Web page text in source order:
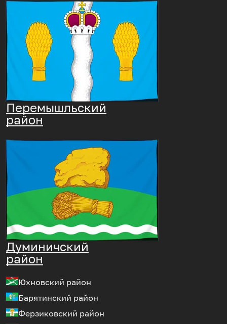
Перемышльский
район
Думиничский
район
Юхновский район
Барятинский район
Ферзиковский район